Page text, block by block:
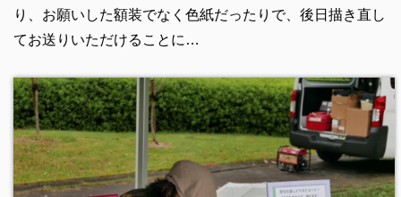
り、お願いした額装でなく色紙だったりで、後日描き直し
てお送りいただけることに…